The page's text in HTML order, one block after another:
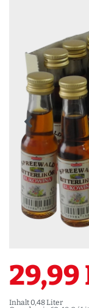
29,99
Inhalt0,48Liter